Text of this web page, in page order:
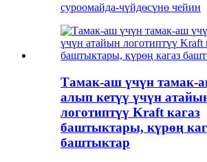
суроомайда-чүйдөсүнө чейин
Тамак-аш үчүн тамак-
алып кетүү үчүн
логотиптүү Kraft кагаз
баштыктары, күрөң
баштыктар